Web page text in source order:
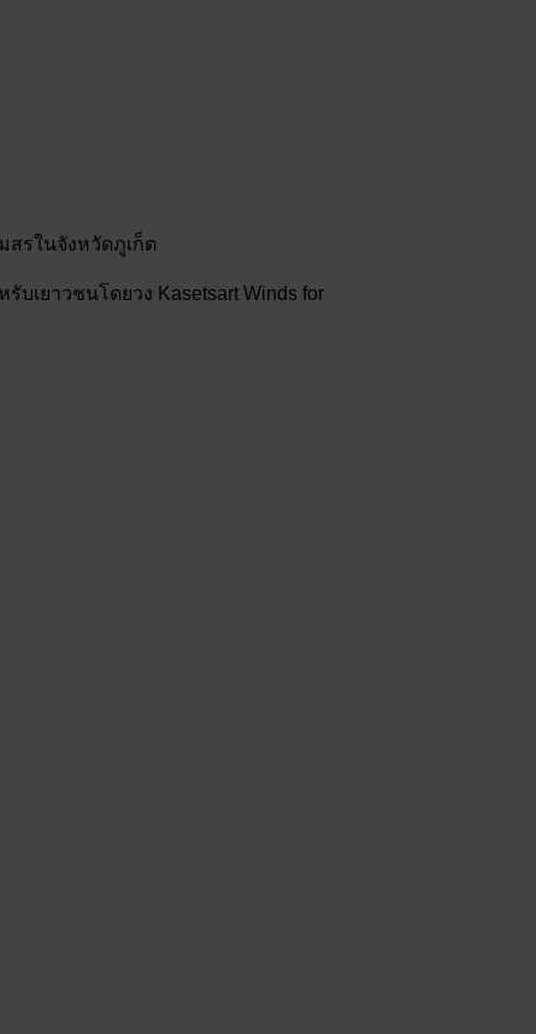
สรในจังหวัดภูเก็ต
เยาวชนโดยวง Kasetsart Winds for